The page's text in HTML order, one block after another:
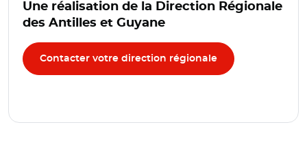
Une réalisation de la Direction Régionale
des Antilles et Guyane
Contacter votre direction régionale